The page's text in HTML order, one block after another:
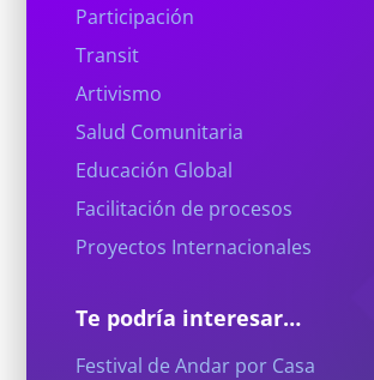
Participación
Transit
Artivismo
Salud Comunitaria
Educación Global
Facilitación de procesos
Proyectos Internacionales
Te podría interesar…
Festival de Andar por Casa